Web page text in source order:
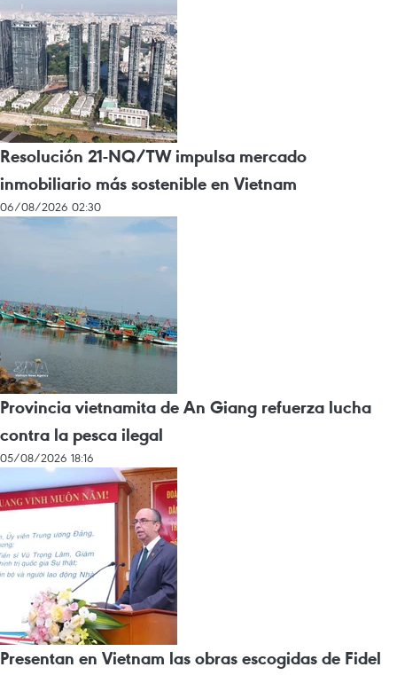
Resolución 21-NQ/TW impulsa mercado
inmobiliario más sostenible en Vietnam
06/08/2026 02:30
Provincia vietnamita de An Giang refuerza lucha
contra la pesca ilegal
05/08/2026 18:16
Presentan en Vietnam las obras escogidas de Fidel